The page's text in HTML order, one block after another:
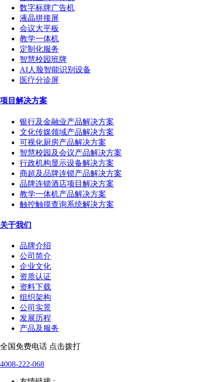
数字标牌广告机
液晶拼接屏
会议大平板
教学一体机
定制化服务
智慧校园班牌
AI人脸智能识别设备
医疗分诊屏
项目解决方案
银行及金融业产品解决方案
文化传媒领域产品解决方案
可视化厨房产品解决方案
智慧校园及会议产品解决方案
行政机构显示设备解决方案
商超及品牌连锁产品解决方案
品牌连锁酒店项目解决方案
教学一体机产品解决方案
触控触摸查询系统解决方案
关于我们
品牌介绍
公司简介
企业文化
资质认证
资料下载
组织架构
公司实景
发展历程
产品及服务
全国免费电话 点击拨打
4008-222-068